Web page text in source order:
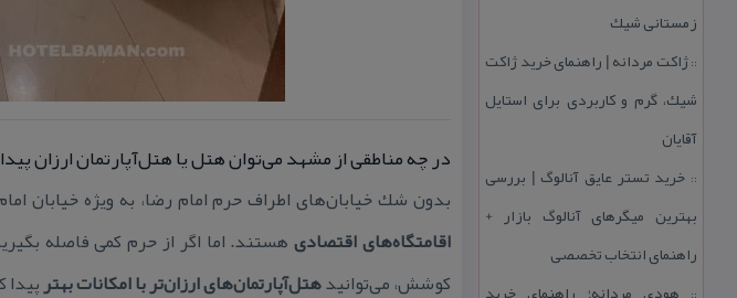
زمستانی شیك
::ژاكت مردانه | راهنمای خرید ژاكت
شیك، گرم و كاربردی برای استایل
آقایان
:: خرید تستر عایق آنالوگ | بررسی
بهترین میگرهای آنالوگ بازار +
راهنمای انتخاب تخصصی
در چه مناطقی از مشهد می‌توان هتل یا هتل‌آپارتمان ارزان
بدون شك خیابان‌های اطراف حرم امام رضا، به ویژه خیابان
اقامتگاه‌های اقتصادیهستند. اما اگر از حرم كمی فاصله
كوشش، می‌توانیدهتل‌آپارتمان‌های ارزان‌تر با امكانات بهترپیدا